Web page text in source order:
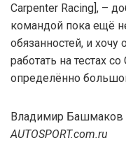
Carpenter Racing], –
командой пока ещё
обязанностей, и хочу
работать на тестах
определённо
Владимир Башмаков
AUTOSPORT.com.ru